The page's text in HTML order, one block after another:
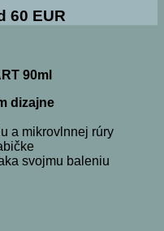
60 EUR
90ml
dizajne
a mikrovlnnej rúry
svojmu baleniu